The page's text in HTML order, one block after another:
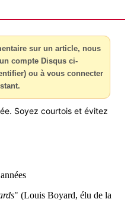
sur un article, nous
compte Disqus ci-
ou à vous connecter
Soyez courtois et évitez